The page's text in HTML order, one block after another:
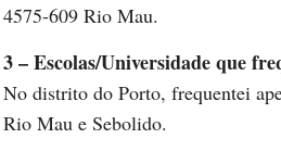
4575-609 Rio Mau.
3 – Escolas/Universidade que
No distrito do Porto, frequentei
Rio Mau e Sebolido.